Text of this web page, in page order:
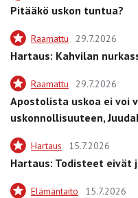
Pitääkö uskon tuntua?
Raamattu 29.7.2026
Hartaus: Kahvilan
Raamattu 29.7.2026
Apostolista uskoa ei voi
uskonnollisuuteen,
Hartaus 15.7.2026
Hartaus: Todisteet eivät
Elämäntaito 15.7.2026